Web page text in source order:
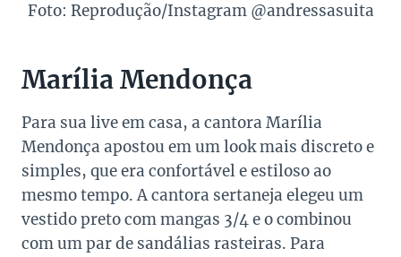
Foto: Reprodução/Instagram @andressasuita
Marília Mendonça
Para sua live em casa, a cantora Marília
Mendonça apostou em um look mais discreto e
simples, que era confortável e estiloso ao
mesmo tempo. A cantora sertaneja elegeu um
vestido preto com mangas 3/4 e o combinou
com um par de sandálias rasteiras. Para